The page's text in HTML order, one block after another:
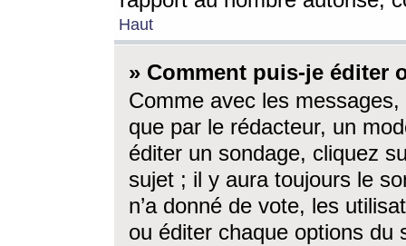
Haut
» Comment puis-je éditer
Comme avec les
que par le rédacteur, un
éditer un sondage, cliquez
sujet ; il y aura toujours le
n’a donné de vote, les
ou éditer chaque options du